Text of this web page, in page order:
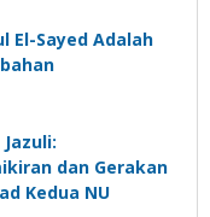
El-Sayed Adalah
dan Gerakan
Kedua NU